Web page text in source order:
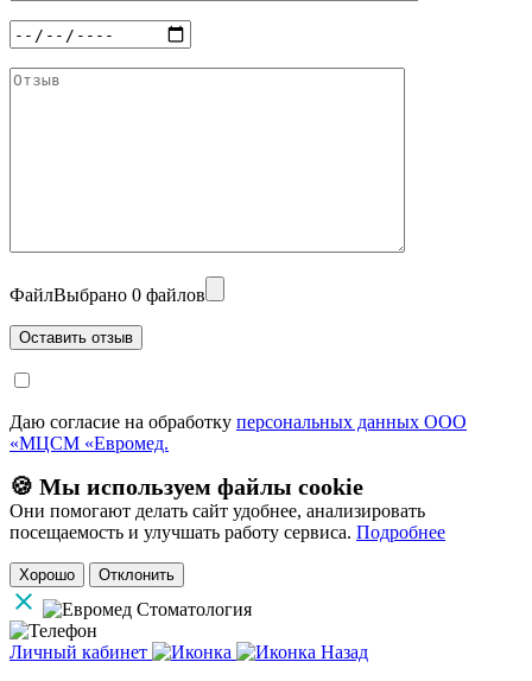
ФайлВыбрано 0 файлов
Даю согласие на обработку персональных данных ООО
«МЦСМ «Евромед.
🍪 Мы используем файлы cookie
Они помогают делать сайт удобнее, анализировать
посещаемость и улучшать работу сервиса. Подробнее
Хорошо Отклонить
Личный кабинет
Назад